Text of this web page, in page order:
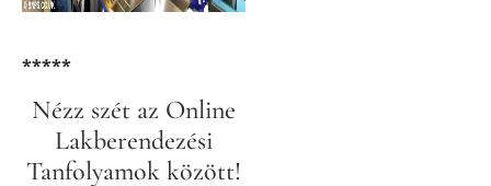
*****
Nézz szét az Online
Lakberendezési
Tanfolyamok között!